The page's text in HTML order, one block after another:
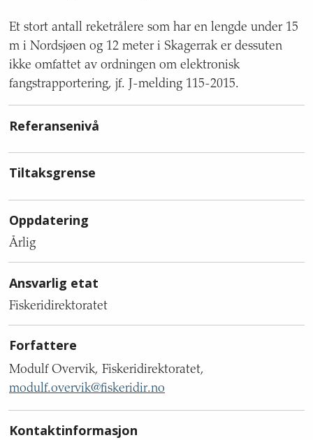
Et stort antall reketrålere som har en lengde under 15
m i Nordsjøen og 12 meter i Skagerrak er dessuten
ikke omfattet av ordningen om elektronisk
fangstrapportering, jf. J-melding 115-2015.
Referansenivå
Tiltaksgrense
Oppdatering
Årlig
Ansvarlig etat
Fiskeridirektoratet
Forfattere
Modulf Overvik, Fiskeridirektoratet,
modulf.overvik@fiskeridir.no
Kontaktinformasjon